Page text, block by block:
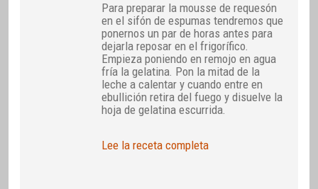
Para preparar la mousse de requesón
en el sifón de espumas tendremos que
ponernos un par de horas antes para
dejarla reposar en el frigorífico.
Empieza poniendo en remojo en agua
fría la gelatina. Pon la mitad de la
leche a calentar y cuando entre en
ebullición retira del fuego y disuelve la
hoja de gelatina escurrida.
Lee la receta completa